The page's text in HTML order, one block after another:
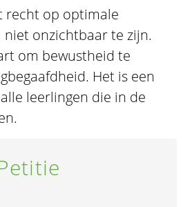
recht op optimale
onzichtbaar te zijn.
om bewustheid te
Het is een
leerlingen die in de